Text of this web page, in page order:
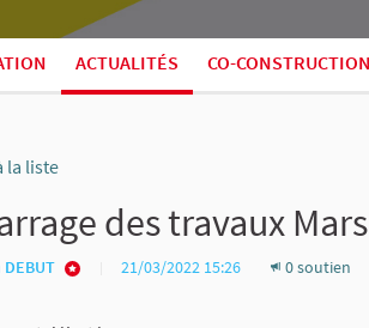
ACTUALITÉS CO-CONSTRUCTION
la liste
des travaux
21/03/2022 15:26 0 soutien